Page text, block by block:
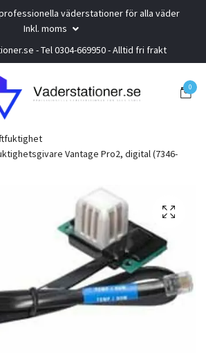
väderstationer för alla väder
Inkl. moms
- Tel 0304-669950 - Alltid fri frakt
0
Vantage Pro2, digital (7346-